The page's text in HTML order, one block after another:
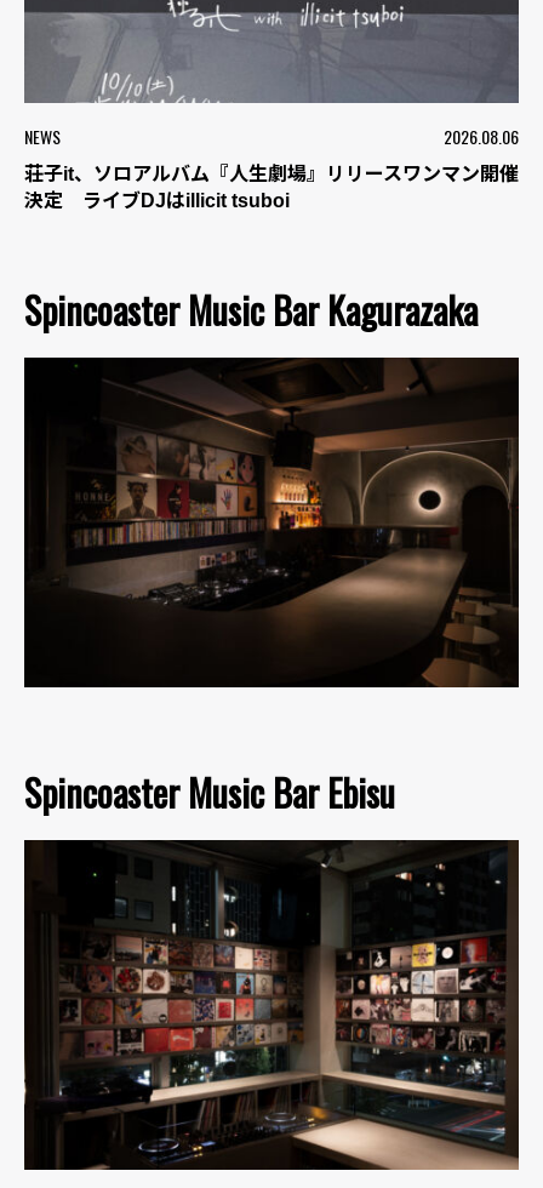
NEWS 2026.08.06
荘子it、ソロアルバム『人生劇場』リリースワンマン開催
決定 ライブDJはillicit tsuboi
Spincoaster Music Bar Kagurazaka
Spincoaster Music Bar Ebisu